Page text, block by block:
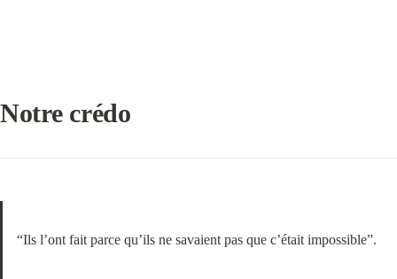
Notre crédo
“Ils l’ont fait parce qu’ils ne savaient pas que c’était impossible”.